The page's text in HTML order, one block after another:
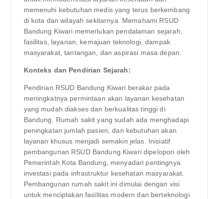
memenuhi kebutuhan medis yang terus berkembang
di kota dan wilayah sekitarnya. Memahami RSUD
Bandung Kiwari memerlukan pendalaman sejarah,
fasilitas, layanan, kemajuan teknologi, dampak
masyarakat, tantangan, dan aspirasi masa depan.
Konteks dan Pendirian Sejarah:
Pendirian RSUD Bandung Kiwari berakar pada
meningkatnya permintaan akan layanan kesehatan
yang mudah diakses dan berkualitas tinggi di
Bandung. Rumah sakit yang sudah ada menghadapi
peningkatan jumlah pasien, dan kebutuhan akan
layanan khusus menjadi semakin jelas. Inisiatif
pembangunan RSUD Bandung Kiwari dipelopori oleh
Pemerintah Kota Bandung, menyadari pentingnya
investasi pada infrastruktur kesehatan masyarakat.
Pembangunan rumah sakit ini dimulai dengan visi
untuk menciptakan fasilitas modern dan berteknologi